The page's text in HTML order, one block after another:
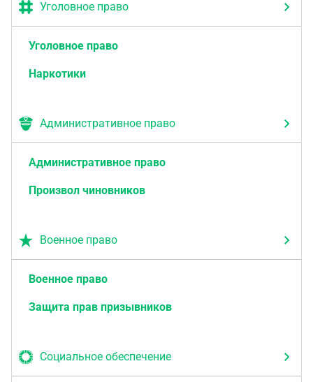
Уголовное право
Уголовное право
Наркотики
Административное право
Административное право
Произвол чиновников
Военное право
Военное право
Защита прав призывников
Социальное обеспечение